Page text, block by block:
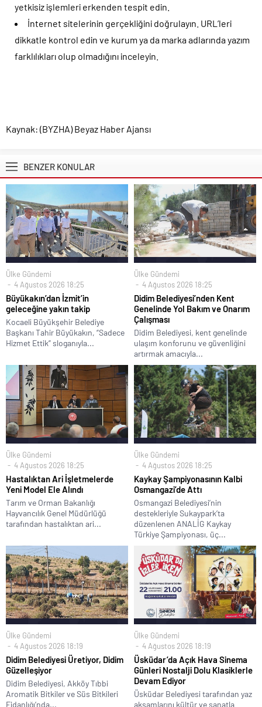
yetkisiz işlemleri erkenden tespit edin.
İnternet sitelerinin gerçekliğini doğrulayın. URL’leri
dikkatle kontrol edin ve kurum ya da marka adlarında yazım
farklılıkları olup olmadığını inceleyin.
Kaynak: (BYZHA) Beyaz Haber Ajansı
BENZER KONULAR
Ülke Gündemi
4 Ağustos 2026 18:25
Büyükakın’dan İzmit’in
geleceğine yakın takip
Kocaeli Büyükşehir Belediye
Başkanı Tahir Büyükakın, “Sadece
Hizmet Ettik” sloganıyla...
Ülke Gündemi
4 Ağustos 2026 18:25
Didim Belediyesi’nden Kent
Genelinde Yol Bakım ve Onarım
Çalışması
Didim Belediyesi, kent genelinde
ulaşım konforunu ve güvenliğini
artırmak amacıyla...
Ülke Gündemi
4 Ağustos 2026 18:25
Hastalıktan Ari İşletmelerde
Yeni Model Ele Alındı
Tarım ve Orman Bakanlığı
Hayvancılık Genel Müdürlüğü
tarafından hastalıktan ari...
Ülke Gündemi
4 Ağustos 2026 18:25
Kaykay Şampiyonasının Kalbi
Osmangazi’de Attı
Osmangazi Belediyesi’nin
destekleriyle Sukaypark’ta
düzenlenen ANALİG Kaykay
Türkiye Şampiyonası, üç...
Ülke Gündemi
4 Ağustos 2026 18:19
Didim Belediyesi Üretiyor, Didim
Güzelleşiyor
Didim Belediyesi, Akköy Tıbbi
Aromatik Bitkiler ve Süs Bitkileri
Fidanlığı’nda...
Ülke Gündemi
4 Ağustos 2026 18:19
Üsküdar’da Açık Hava Sinema
Günleri Nostalji Dolu Klasiklerle
Devam Ediyor
Üsküdar Belediyesi tarafından yaz
akşamlarını kültür ve sanatla